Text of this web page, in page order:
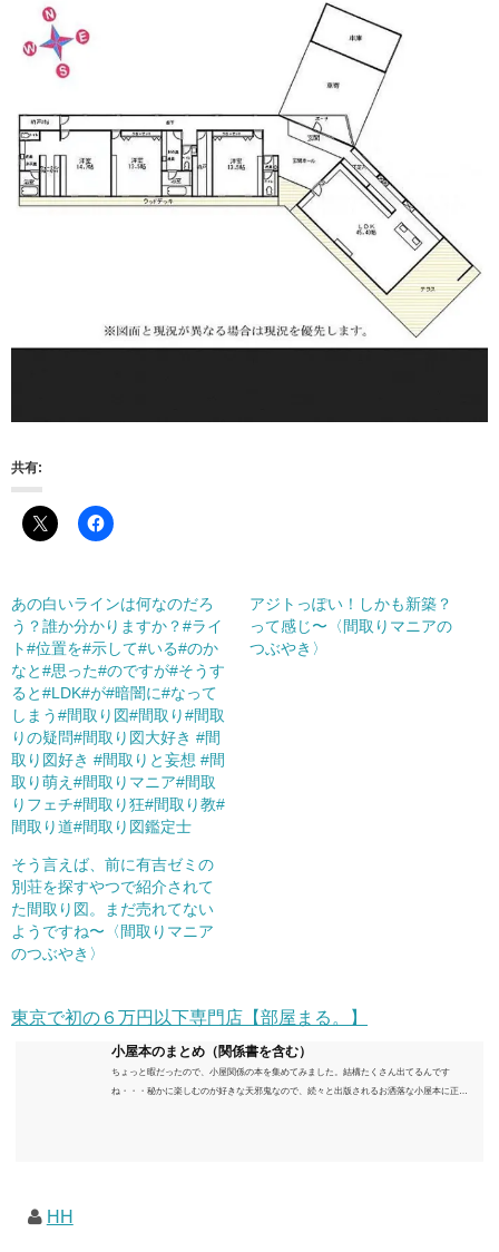
共有:
あの白いラインは何なのだろ
う？誰か分かりますか？#ライ
ト#位置を#示して#いる#のか
なと#思った#のですが#そうす
ると#LDK#が#暗闇に#なって
しまう#間取り図#間取り#間取
りの疑問#間取り図大好き #間
取り図好き #間取りと妄想 #間
取り萌え#間取りマニア#間取
りフェチ#間取り狂#間取り教#
間取り道#間取り図鑑定士
アジトっぽい！しかも新築？
って感じ〜〈間取りマニアの
つぶやき〉
そう言えば、前に有吉ゼミの
別荘を探すやつで紹介されて
た間取り図。まだ売れてない
ようですね〜〈間取りマニア
のつぶやき〉
東京で初の６万円以下専門店【部屋まる。】
小屋本のまとめ（関係書を含む）
ちょっと暇だったので、小屋関係の本を集めてみました。結構たくさん出てるんです
ね・・・秘かに楽しむのが好きな天邪鬼なので、続々と出版されるお洒落な小屋本に正直
HH